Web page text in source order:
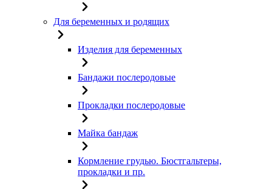
Для беременных и родящих
Изделия для беременных
Бандажи послеродовые
Прокладки послеродовые
Майка бандаж
Кормление грудью. Бюстгальтеры,
прокладки и пр.